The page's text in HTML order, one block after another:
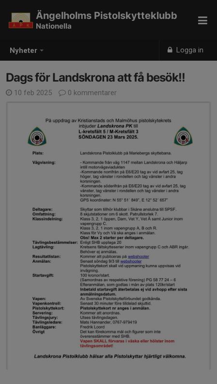
Nyheter Logga in
Ängelholms Pistolskytteklubb
Nationella
Dags för Landskrona att få besök!!
10 feb 2025 0 kommentarer